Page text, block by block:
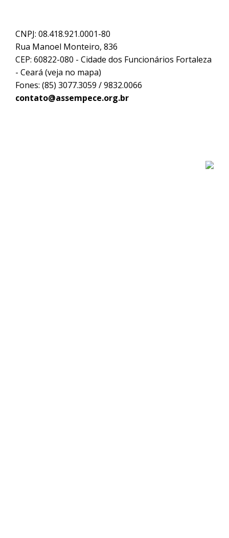
CNPJ: 08.418.921.0001-80
Rua Manoel Monteiro, 836
CEP: 60822-080 - Cidade dos Funcionários Fortaleza
- Ceará (veja no mapa)
Fones: (85) 3077.3059 / 9832.0066
contato@assempece.org.br